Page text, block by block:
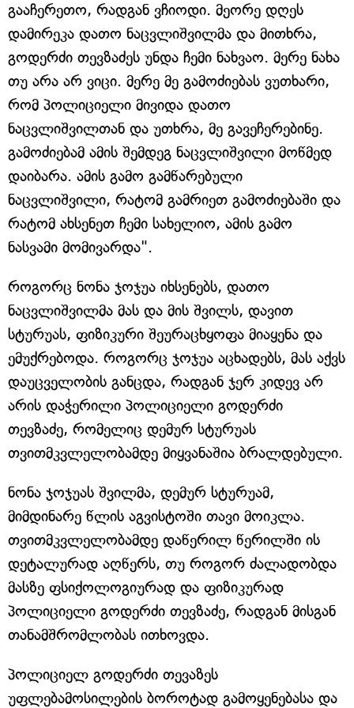
გააჩერეთო, რადგან ვჩიოდი. მეორე დღეს
დამირეკა დათო ნაცვლიშვილმა და მითხრა,
გოდერძი თევზაძეს უნდა ჩემი ნახვაო. მერე ნახა
თუ არა არ ვიცი. მერე მე გამოძიებას ვუთხარი,
რომ პოლიციელი მივიდა დათო
ნაცვლიშვილთან და უთხრა, მე გავეჩერებინე.
გამოძიებამ ამის შემდეგ ნაცვლიშვილი მოწმედ
დაიბარა. ამის გამო გამწარებული
ნაცვლიშვილი, რატომ გამრიეთ გამოძიებაში და
რატომ ახსენეთ ჩემი სახელიო, ამის გამო
ნასვამი მომივარდა".
როგორც ნონა ჯოჯუა იხსენებს, დათო
ნაცვლიშვილმა მას და მის შვილს, დავით
სტურუას, ფიზიკური შეურაცხყოფა მიაყენა და
ემუქრებოდა. როგორც ჯოჯუა აცხადებს, მას აქვს
დაუცველობის განცდა, რადგან ჯერ კიდევ არ
არის დაჭერილი პოლიციელი გოდერძი
თევზაძე, რომელიც დემურ სტურუას
თვითმკვლელობამდე მიყვანაშია ბრალდებული.
ნონა ჯოჯუას შვილმა, დემურ სტურუამ,
მიმდინარე წლის აგვისტოში თავი მოიკლა.
თვითმკვლელობამდე დაწერილ წერილში ის
დეტალურად აღწერს, თუ როგორ ძალადობდა
მასზე ფსიქოლოგიურად და ფიზიკურად
პოლიციელი გოდერძი თევზაძე, რადგან მისგან
თანამშრომლობას ითხოვდა.
პოლიციელ გოდერძი თევაზეს
უფლებამოსილების ბოროტად გამოყენებასა და